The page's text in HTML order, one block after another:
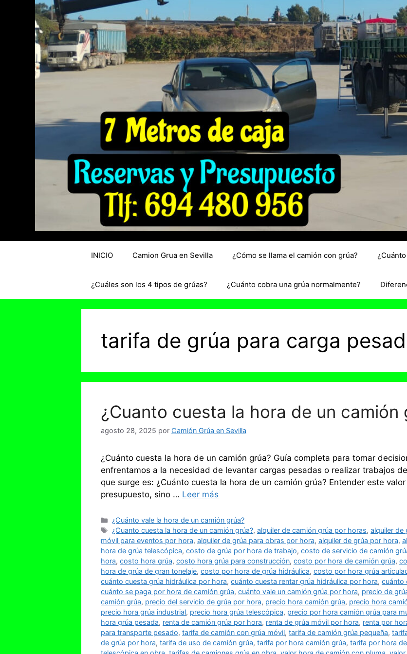
INICIO Camion Grua en Sevilla ¿Cómo se llama el camión con grúa?
¿Cuáles son los 4 tipos de grúas? ¿Cuánto cobra una grúa normalmente?
tarifa de grúa para carga
¿Cuanto cuesta la hora de un camión
agosto 28, 2025 por Camión Grúa en Sevilla
¿Cuánto cuesta la hora de un camión grúa? Guía completa para tomar
enfrentamos a la necesidad de levantar cargas pesadas o realizar trabajos
que surge es: ¿Cuánto cuesta la hora de un camión grúa? Entender este
presupuesto, sino … Leer más
Categorías
¿Cuánto vale la hora de un camión grúa?
Etiquetas
¿Cuanto cuesta la hora de un camión grúa?,alquiler de camión grúa por horas,alquiler de
móvil para eventos por hora, alquiler de grúa para obras por hora, alquiler de grúa por hora,
hora de grúa telescópica, costo de grúa por hora de trabajo, costo de servicio de camión
hora, costo hora grúa, costo hora grúa para construcción, costo por hora de camión grúa,
hora de grúa de gran tonelaje, costo por hora de grúa hidráulica, costo por hora grúa
cuánto cuesta grúa hidráulica por hora, cuánto cuesta rentar grúa hidráulica por hora, cuánto
cuánto se paga por hora de camión grúa, cuánto vale un camión grúa por hora, precio de
camión grúa, precio del servicio de grúa por hora, precio hora camión grúa, precio hora
precio hora grúa industrial, precio hora grúa telescópica, precio por hora camión grúa para
hora grúa pesada, renta de camión grúa por hora, renta de grúa móvil por hora, renta por
para transporte pesado, tarifa de camión con grúa móvil, tarifa de camión grúa pequeña,
de grúa por hora, tarifa de uso de camión grúa, tarifa por hora camión grúa, tarifa por hora